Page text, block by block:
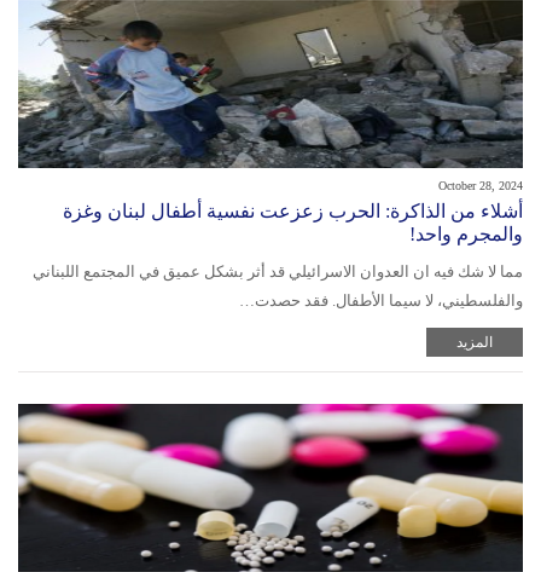
October 28, 2024
أشلاء من الذاكرة: الحرب زعزعت نفسية أطفال لبنان وغزة
والمجرم واحد!
مما لا شك فيه ان العدوان الاسرائيلي قد أثر بشكل عميق في المجتمع اللبناني
والفلسطيني، لا سيما الأطفال. فقد حصدت…
المزيد